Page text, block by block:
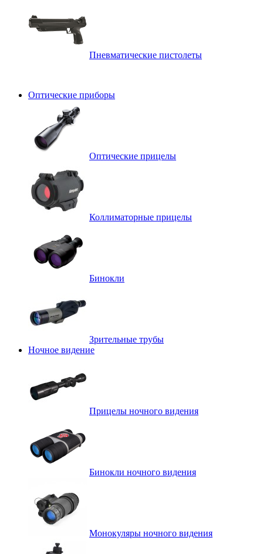
Пневматические пистолеты
Оптические приборы
Оптические прицелы
Коллиматорные прицелы
Бинокли
Зрительные трубы
Ночное видение
Прицелы ночного видения
Бинокли ночного видения
Монокуляры ночного видения